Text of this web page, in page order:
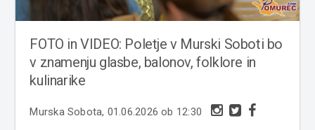
FOTO in VIDEO: Poletje v Murski Soboti bo
v znamenju glasbe, balonov, folklore in
kulinarike
Murska Sobota, 01.06.2026 ob 12:30